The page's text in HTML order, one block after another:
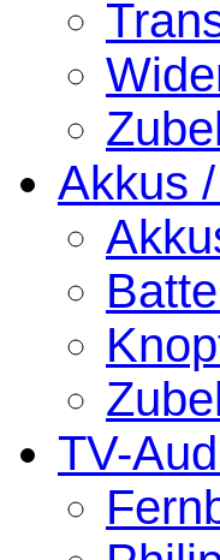
Akkus
TV-